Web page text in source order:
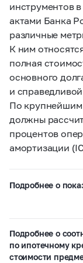
инструментов
актами Банка
различные
К ним
полная
основного
и
По
должны
процентов
амортизации
Подробнее о
Подробнее о
по ипотечному
стоимости